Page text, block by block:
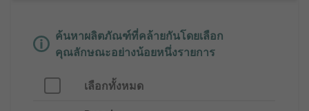
ค้นหาผลิตภัณฑ์ที่คล้ายกันโดยเลือก
คุณลักษณะอย่างน้อยหนึ่งรายการ
เลือกทั้งหมด